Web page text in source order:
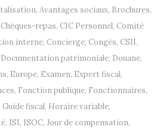
, Avantages sociaux, Brochures,
Chèques-repas, CIC Personnel, Comité
interne, Concierge, Congés, CSII,
Documentation patrimoniale, Douane,
, Europe, Examen, Expert fiscal,
, Fonction publique, Fonctionnaires,
Guide fiscal, Horaire variable,
, ISI, ISOC, Jour de compensation,